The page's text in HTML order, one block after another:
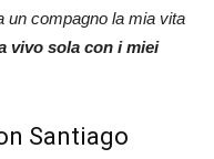
un compagno la mia vita
vivo sola con i miei
Santiago